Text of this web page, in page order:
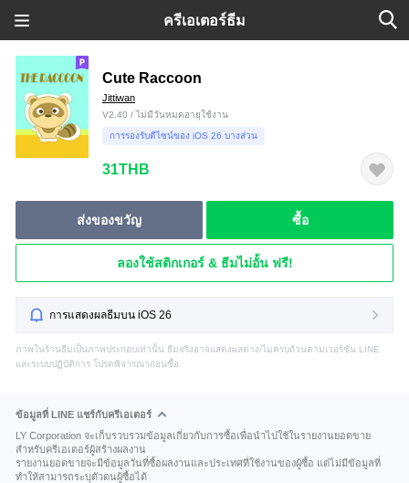
ครีเอเตอร์ธีม
Cute Raccoon
Jittiwan
V2.40 / ไม่มีวันหมดอายุใช้งาน
การรองรับดีไซน์ของ iOS 26 บางส่วน
31THB
ส่งของขวัญ ซื้อ
ลองใช้สติกเกอร์ & ธีมไม่อั้น ฟรี!
การแสดงผลธีมบน iOS 26
ภาพในร้านธีมเป็นภาพประกอบเท่านั้น ธีมจริงอาจแสดงผลต่าง/ไม่ครบถ้วนตามเวอร์ชัน LINE
และระบบปฏิบัติการ โปรดพิจารณาก่อนซื้อ
ข้อมูลที่ LINE แชร์กับครีเอเตอร์
LY Corporation จะเก็บรวบรวมข้อมูลเกี่ยวกับการซื้อเพื่อนำไปใช้ในรายงานยอดขาย
สำหรับครีเอเตอร์ผู้สร้างผลงาน
รายงานยอดขายจะมีข้อมูลวันที่ซื้อผลงานและประเทศที่ใช้งานของผู้ซื้อ แต่ไม่มีข้อมูลที่
ทำให้สามารถระบุตัวตนผู้ซื้อได้